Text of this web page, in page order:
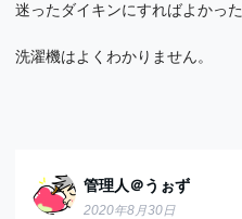
迷ったダイキンにすればよかった
洗濯機はよくわかりません。
管理人＠うぉず
2020年8月30日